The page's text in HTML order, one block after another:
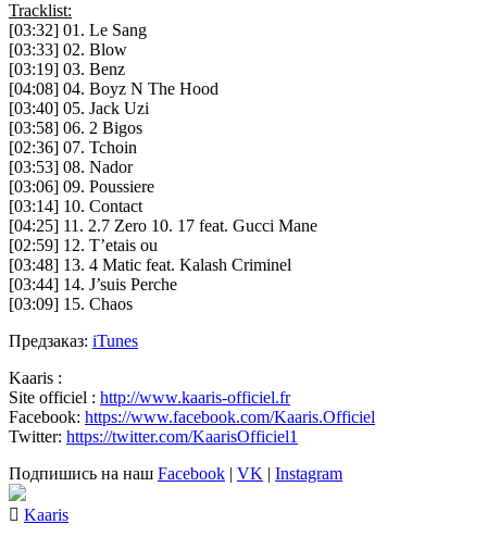
Tracklist:
[03:32] 01. Le Sang
[03:33] 02. Blow
[03:19] 03. Benz
[04:08] 04. Boyz N The Hood
[03:40] 05. Jack Uzi
[03:58] 06. 2 Bigos
[02:36] 07. Tchoin
[03:53] 08. Nador
[03:06] 09. Poussiere
[03:14] 10. Contact
[04:25] 11. 2.7 Zero 10. 17 feat. Gucci Mane
[02:59] 12. T’etais ou
[03:48] 13. 4 Matic feat. Kalash Criminel
[03:44] 14. J’suis Perche
[03:09] 15. Chaos
Предзаказ: iTunes
Kaaris :
Site officiel : http://www.kaaris-officiel.fr
Facebook: https://www.facebook.com/Kaaris.Officiel
Twitter: https://twitter.com/KaarisOfficiel1
Подпишись на наш Facebook | VK | Instagram
Kaaris